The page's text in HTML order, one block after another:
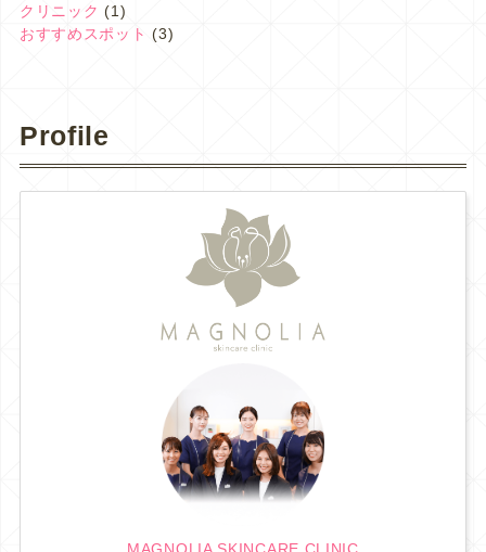
クリニック (1)
おすすめスポット (3)
Profile